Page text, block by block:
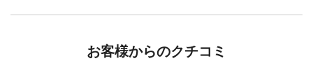
お客様からのクチコミ